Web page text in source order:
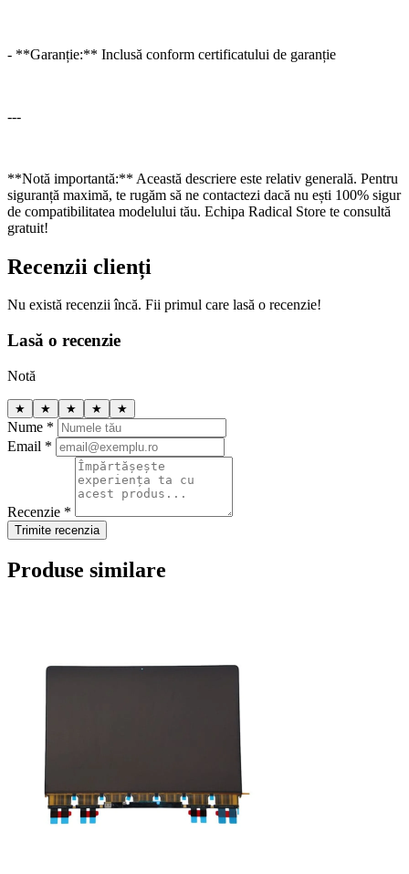
- **Garanție:** Inclusă conform certificatului de garanție
---
**Notă importantă:** Această descriere este relativ generală. Pentru
siguranță maximă, te rugăm să ne contactezi dacă nu ești 100% sigur
de compatibilitatea modelului tău. Echipa Radical Store te consultă
gratuit!
Recenzii clienți
Nu există recenzii încă. Fii primul care lasă o recenzie!
Lasă o recenzie
Notă
★ ★ ★ ★ ★
Nume *
Email *
Recenzie *
Trimite recenzia
Produse similare